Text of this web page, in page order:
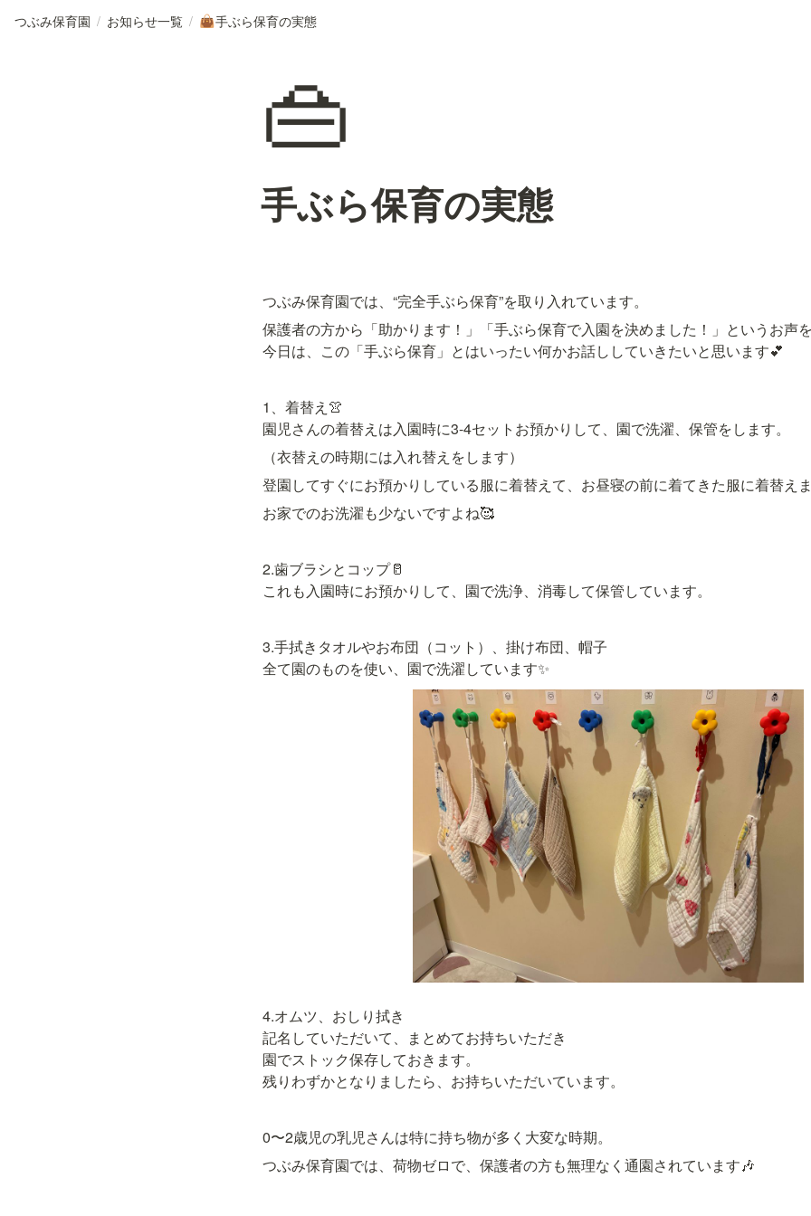
つぶみ保育園 / お知らせ一覧 / 👜手ぶら保育の実態
👜
手ぶら保育の実態
つぶみ保育園では、“完全手ぶら保育”を取り入れています。
保護者の方から「助かります！」「手ぶら保育で入園を決めました！」というお声
今日は、この「手ぶら保育」とはいったい何かお話ししていきたいと思います💕
1、着替え👚
園児さんの着替えは入園時に3-4セットお預かりして、園で洗濯、保管をします。
（衣替えの時期には入れ替えをします）
登園してすぐにお預かりしている服に着替えて、お昼寝の前に着てきた服に着替え
お家でのお洗濯も少ないですよね🥰
2.歯ブラシとコップ🥛
これも入園時にお預かりして、園で洗浄、消毒して保管しています。
3.手拭きタオルやお布団（コット）、掛け布団、帽子
全て園のものを使い、園で洗濯しています✨
4.オムツ、おしり拭き
記名していただいて、まとめてお持ちいただき
園でストック保存しておきます。
残りわずかとなりましたら、お持ちいただいています。
0〜2歳児の乳児さんは特に持ち物が多く大変な時期。
つぶみ保育園では、荷物ゼロで、保護者の方も無理なく通園されています🎶